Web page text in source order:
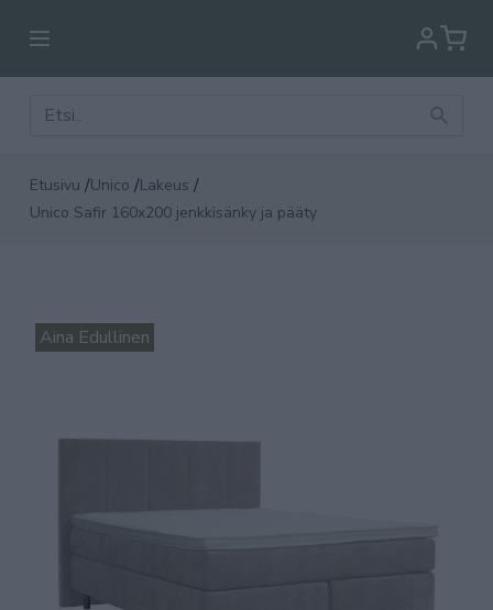
Etusivu /Unico /Lakeus /
Unico Safir 160x200 jenkkisänky ja pääty
Aina Edullinen